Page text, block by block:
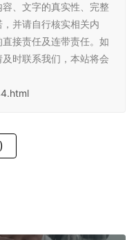
、文字的真实性、完整
并请自行核实相关内
接责任及连带责任。如
时联系我们，本站将会